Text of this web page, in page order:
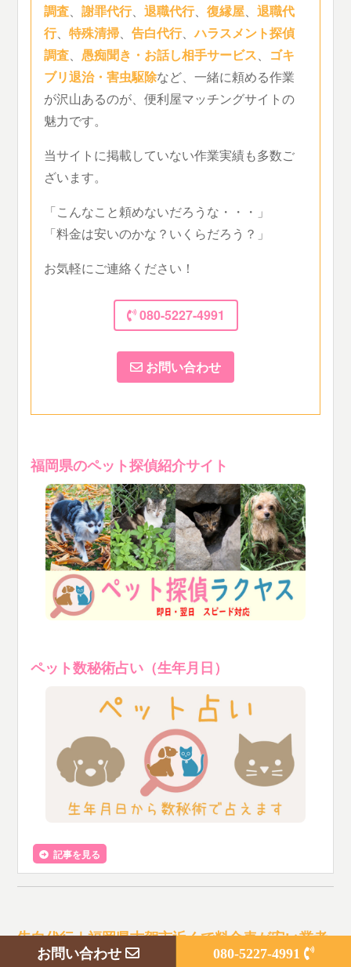
調査、謝罪代行、退職代行、復縁屋、退職代
行、特殊清掃、告白代行、ハラスメント探偵
調査、愚痴聞き・お話し相手サービス、 ゴキ
ブリ退治・害虫駆除など、一緒に頼める作業
が沢山あるのが、便利屋マッチングサイトの
魅力です。
当サイトに掲載していない作業実績も多数ご
ざいます。
「こんなこと頼めないだろうな・・・」
「料金は安いのかな？いくらだろう？」
お気軽にご連絡ください！
080-5227-4991
お問い合わせ
福岡県のペット探偵紹介サイト
ペット数秘術占い（生年月日）
記事を見る
告白代行｜福岡県古賀市近くで料金表が安い業者
選び｜便利屋マッチング
お問い合わせ 080-5227-4991